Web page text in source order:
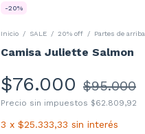
-20%
Inicio / SALE / 20% off / Partes de arriba
Camisa Juliette Salmon
$76.000 $95.000
Precio sin impuestos $62.809,92
3 x $25.333,33 sin interés